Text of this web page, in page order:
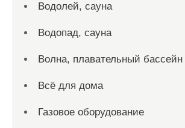
Водолей, сауна
Водопад, сауна
Волна, плавательный бассейн
Всё для дома
Газовое оборудование